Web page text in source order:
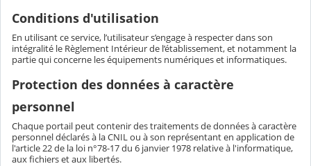
Conditions d'utilisation
En utilisant ce service, l’utilisateur s’engage à respecter dans son
intégralité le Règlement Intérieur de l’établissement, et notamment la
partie qui concerne les équipements numériques et informatiques.
Protection des données à caractère
personnel
Chaque portail peut contenir des traitements de données à caractère
personnel déclarés à la CNIL ou à son représentant en application de
l'article 22 de la loi n°78-17 du 6 janvier 1978 relative à l'informatique,
aux fichiers et aux libertés.